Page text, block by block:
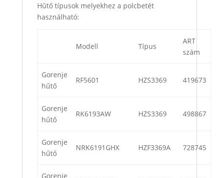
Hűtő típusok melyekhez a polcbetét
használható:
Modell Típus
ART
szám
Gorenje
hűtő
RF5601 HZS3369 419673
Gorenje
hűtő
RK6193AW HZS3369 498867
Gorenje
hűtő
NRK6191GHX HZF3369A 728745
Gorenje